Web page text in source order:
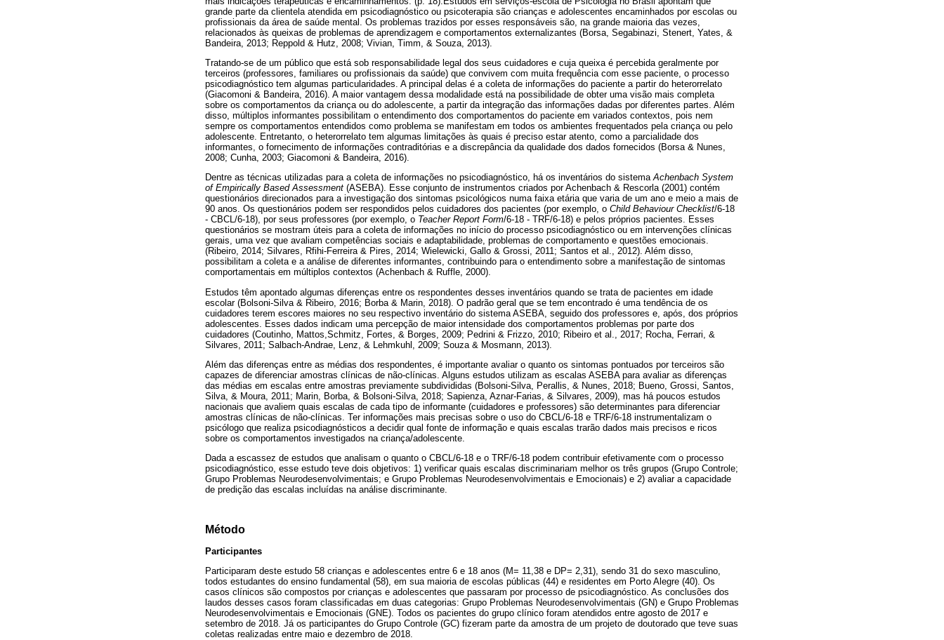
grande parte da clientela atendida em psicodiagnóstico ou psicoterapia são crianças e adolescentes encaminhados por escolas ou
profissionais da área de saúde mental. Os problemas trazidos por esses responsáveis são, na grande maioria das vezes,
relacionados às queixas de problemas de aprendizagem e comportamentos externalizantes (Borsa, Segabinazi, Stenert, Yates, &
Bandeira, 2013; Reppold & Hutz, 2008; Vivian, Timm, & Souza, 2013).
Tratando-se de um público que está sob responsabilidade legal dos seus cuidadores e cuja queixa é percebida geralmente por
terceiros (professores, familiares ou profissionais da saúde) que convivem com muita frequência com esse paciente, o processo
psicodiagnóstico tem algumas particularidades. A principal delas é a coleta de informações do paciente a partir do heterorrelato
(Giacomoni & Bandeira, 2016). A maior vantagem dessa modalidade está na possibilidade de obter uma visão mais completa
sobre os comportamentos da criança ou do adolescente, a partir da integração das informações dadas por diferentes partes. Além
disso, múltiplos informantes possibilitam o entendimento dos comportamentos do paciente em variados contextos, pois nem
sempre os comportamentos entendidos como problema se manifestam em todos os ambientes frequentados pela criança ou pelo
adolescente. Entretanto, o heterorrelato tem algumas limitações às quais é preciso estar atento, como a parcialidade dos
informantes, o fornecimento de informações contraditórias e a discrepância da qualidade dos dados fornecidos (Borsa & Nunes,
2008; Cunha, 2003; Giacomoni & Bandeira, 2016).
Dentre as técnicas utilizadas para a coleta de informações no psicodiagnóstico, há os inventários do sistemaAchenbach System
of Empirically Based Assessment (ASEBA). Esse conjunto de instrumentos criados por Achenbach & Rescorla (2001) contém
questionários direcionados para a investigação dos sintomas psicológicos numa faixa etária que varia de um ano e meio a mais de
90 anos. Os questionários podem ser respondidos pelos cuidadores dos pacientes (por exemplo, o Child Behaviour Checklist/6-18
- CBCL/6-18), por seus professores (por exemplo, o Teacher Report Form/6-18 - TRF/6-18) e pelos próprios pacientes. Esses
questionários se mostram úteis para a coleta de informações no início do processo psicodiagnóstico ou em intervenções clínicas
gerais, uma vez que avaliam competências sociais e adaptabilidade, problemas de comportamento e questões emocionais.
(Ribeiro, 2014; Silvares, Rfihi-Ferreira & Pires, 2014; Wielewicki, Gallo & Grossi, 2011; Santos et al., 2012). Além disso,
possibilitam a coleta e a análise de diferentes informantes, contribuindo para o entendimento sobre a manifestação de sintomas
comportamentais em múltiplos contextos (Achenbach & Ruffle, 2000).
Estudos têm apontado algumas diferenças entre os respondentes desses inventários quando se trata de pacientes em idade
escolar (Bolsoni-Silva & Ribeiro, 2016; Borba & Marin, 2018). O padrão geral que se tem encontrado é uma tendência de os
cuidadores terem escores maiores no seu respectivo inventário do sistema ASEBA, seguido dos professores e, após, dos próprios
adolescentes. Esses dados indicam uma percepção de maior intensidade dos comportamentos problemas por parte dos
cuidadores (Coutinho, Mattos,Schmitz, Fortes, & Borges, 2009; Pedrini & Frizzo, 2010; Ribeiro et al., 2017; Rocha, Ferrari, &
Silvares, 2011; Salbach-Andrae, Lenz, & Lehmkuhl, 2009; Souza & Mosmann, 2013).
Além das diferenças entre as médias dos respondentes, é importante avaliar o quanto os sintomas pontuados por terceiros são
capazes de diferenciar amostras clínicas de não-clínicas. Alguns estudos utilizam as escalas ASEBA para avaliar as diferenças
das médias em escalas entre amostras previamente subdivididas (Bolsoni-Silva, Perallis, & Nunes, 2018; Bueno, Grossi, Santos,
Silva, & Moura, 2011; Marin, Borba, & Bolsoni-Silva, 2018; Sapienza, Aznar-Farias, & Silvares, 2009), mas há poucos estudos
nacionais que avaliem quais escalas de cada tipo de informante (cuidadores e professores) são determinantes para diferenciar
amostras clínicas de não-clínicas. Ter informações mais precisas sobre o uso do CBCL/6-18 e TRF/6-18 instrumentalizam o
psicólogo que realiza psicodiagnósticos a decidir qual fonte de informação e quais escalas trarão dados mais precisos e ricos
sobre os comportamentos investigados na criança/adolescente.
Dada a escassez de estudos que analisam o quanto o CBCL/6-18 e o TRF/6-18 podem contribuir efetivamente com o processo
psicodiagnóstico, esse estudo teve dois objetivos: 1) verificar quais escalas discriminariam melhor os três grupos (Grupo Controle;
Grupo Problemas Neurodesenvolvimentais; e Grupo Problemas Neurodesenvolvimentais e Emocionais) e 2) avaliar a capacidade
de predição das escalas incluídas na análise discriminante.
Método
Participantes
Participaram deste estudo 58 crianças e adolescentes entre 6 e 18 anos (M= 11,38 e DP= 2,31), sendo 31 do sexo masculino,
todos estudantes do ensino fundamental (58), em sua maioria de escolas públicas (44) e residentes em Porto Alegre (40). Os
casos clínicos são compostos por crianças e adolescentes que passaram por processo de psicodiagnóstico. As conclusões dos
laudos desses casos foram classificadas em duas categorias: Grupo Problemas Neurodesenvolvimentais (GN) e Grupo Problemas
Neurodesenvolvimentais e Emocionais (GNE). Todos os pacientes do grupo clínico foram atendidos entre agosto de 2017 e
setembro de 2018. Já os participantes do Grupo Controle (GC) fizeram parte da amostra de um projeto de doutorado que teve suas
coletas realizadas entre maio e dezembro de 2018.